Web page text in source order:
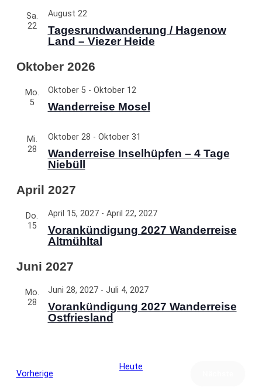
Sa.
22
Tagesrundwanderung / Hagenow
Land – Viezer Heide
August 22
Oktober 2026
Mo.
5
Wanderreise Mosel
Oktober 5- Oktober 12
Mi.
28
Wanderreise Inselhüpfen – 4 Tage
Niebüll
Oktober 28 - Oktober 31
April 2027
Do.
15
Vorankündigung 2027 Wanderreise
Altmühltal
April 15, 2027- April 22, 2027
Juni 2027
Mo.
28
Vorankündigung 2027 Wanderreise
Ostfriesland
Juni 28, 2027- Juli 4, 2027
VorherigeVeranstaltungen
Heute